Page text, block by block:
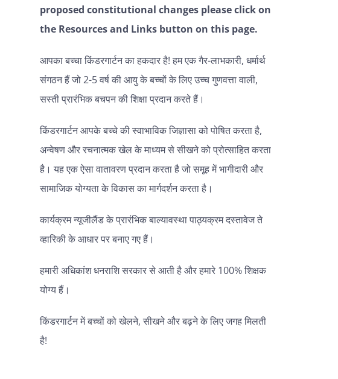
proposed constitutional changes please click on
the Resources and Links button on this page.
आपका बच्चा किंडरगार्टन का हकदार है! हम एक गैर-लाभकारी, धर्मार्थ
संगठन हैं जो 2-5 वर्ष की आयु के बच्चों के लिए उच्च गुणवत्ता वाली,
सस्ती प्रारंभिक बचपन की शिक्षा प्रदान करते हैं।
किंडरगार्टन आपके बच्चे की स्वाभाविक जिज्ञासा को पोषित करता है,
अन्वेषण और रचनात्मक खेल के माध्यम से सीखने को प्रोत्साहित करता
है। यह एक ऐसा वातावरण प्रदान करता है जो समूह में भागीदारी और
सामाजिक योग्यता के विकास का मार्गदर्शन करता है।
कार्यक्रम न्यूजीलैंड के प्रारंभिक बाल्यावस्था पाठ्यक्रम दस्तावेज ते
व्हारिकी के आधार पर बनाए गए हैं।
हमारी अधिकांश धनराशि सरकार से आती है और हमारे 100% शिक्षक
योग्य हैं।
किंडरगार्टन में बच्चों को खेलने, सीखने और बढ़ने के लिए जगह मिलती
है!